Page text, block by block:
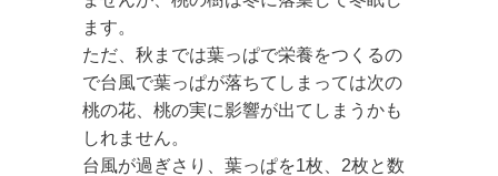
ます。
ただ、秋までは葉っぱで栄養をつくるの
で台風で葉っぱが落ちてしまっては次の
桃の花、桃の実に影響が出てしまうかも
しれません。
台風が過ぎさり、葉っぱを1枚、2枚と数